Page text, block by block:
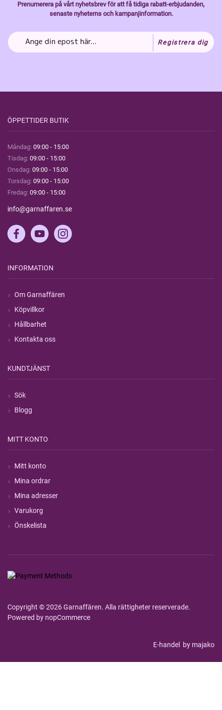
Prenumerera på vårt nyhetsbrev för att få tidiga rabatt-erbjudanden,
senaste nyheterns och kampanjinformation.
Registrera dig
ÖPPETTIDER BUTIK
Måndag: 09:00 - 15:00
Tisdag: 09:00 - 15:00
Onsdag: 09:00 - 15:00
Torsdag: 09:00 - 15:00
Fredag: 09:00 - 15:00
info@garnaffaren.se
INFORMATION
Om Garnaffären
Köpvillkor
Hållbarhet
Kontakta oss
KUNDTJÄNST
Sök
Blogg
MITT KONTO
Mitt konto
Mina ordrar
Mina adresser
Varukorg
Önskelista
Copyright © 2026 Garnaffären. Alla rättigheter reserverade.
Powered by nopCommerce
E-handel by majako